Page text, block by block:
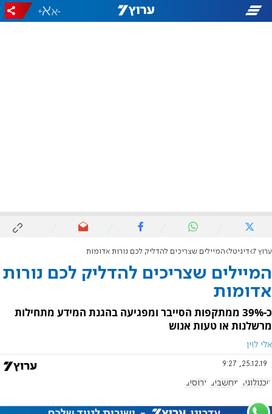
-
+
ערוץ 7 דיגיטל המיילים שצריכים להדליק לכם נורות אדומות
המיילים שצריכים להדליק לכם נורות
אדומות
כ-39% ממתקפות הסייבר ומפגיעה בהגנת המידע מתחילות
מרשלנות או טעות אנוש
אלי לוין
25.12.19, 9:27
טכנולוגיה מחשבים וירוסים